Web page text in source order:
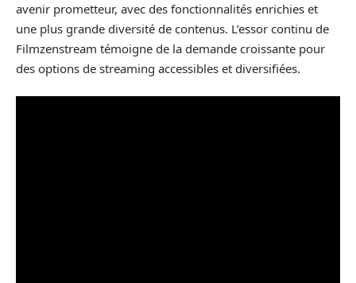
avenir prometteur, avec des fonctionnalités enrichies et
une plus grande diversité de contenus. L’essor continu de
Filmzenstream témoigne de la demande croissante pour
des options de streaming accessibles et diversifiées.